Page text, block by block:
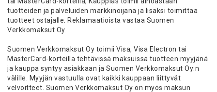
tuotteiden ja palveluiden markkinoijana ja lisäksi toimittaa
tuotteet ostajalle. Reklamaatioista vastaa Suomen
Verkkomaksut Oy.
Suomen Verkkomaksut Oy toimii Visa, Visa Electron tai
MasterCard-korteilla tehtävissä maksuissa tuotteen myyjänä
ja kauppa syntyy asiakkaan ja Suomen Verkkomaksut Oy:n
välille. Myyjän vastuulla ovat kaikki kauppaan liittyvät
velvoitteet. Suomen Verkkomaksut Oy on myös maksun